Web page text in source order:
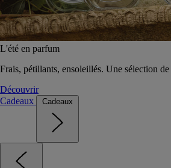
L'été en parfum
Frais, pétillants, ensoleillés. Une sélection
Découvrir
Cadeaux
Cadeaux